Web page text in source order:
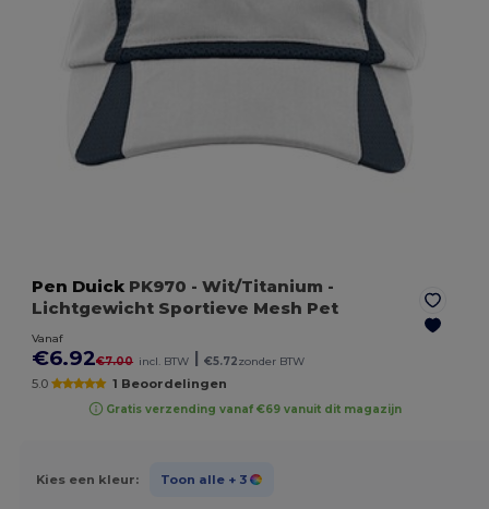
Pen Duick PK970 - Wit/Titanium -
Lichtgewicht Sportieve Mesh Pet
Vanaf
€6.92€7.00 incl. BTW | €5.72zonder BTW
5.0 1 Beoordelingen
Gratis verzending vanaf €69 vanuit dit magazijn
Kies een kleur: Toon alle + 3